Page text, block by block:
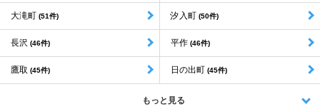
大滝町 (51件) 汐入町 (50件)
長沢 (46件) 平作 (46件)
鷹取 (45件) 日の出町 (45件)
もっと見る